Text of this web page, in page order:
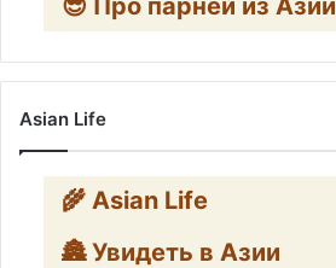
😎 Про парней из Азии
Asian Life
🌾 Asian Life
🏯 Увидеть в Азии